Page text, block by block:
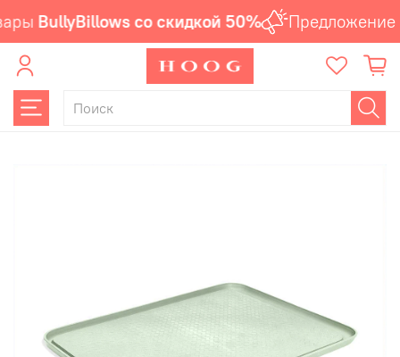
BullyBillows со скидкой 50% Предложение